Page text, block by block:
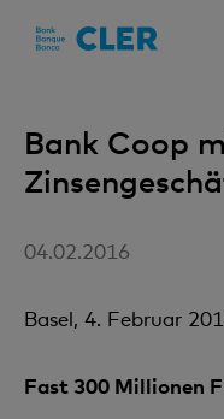
Bank Coop
04.02.2016
Basel, 4. Februar
Fast 300 Millionen